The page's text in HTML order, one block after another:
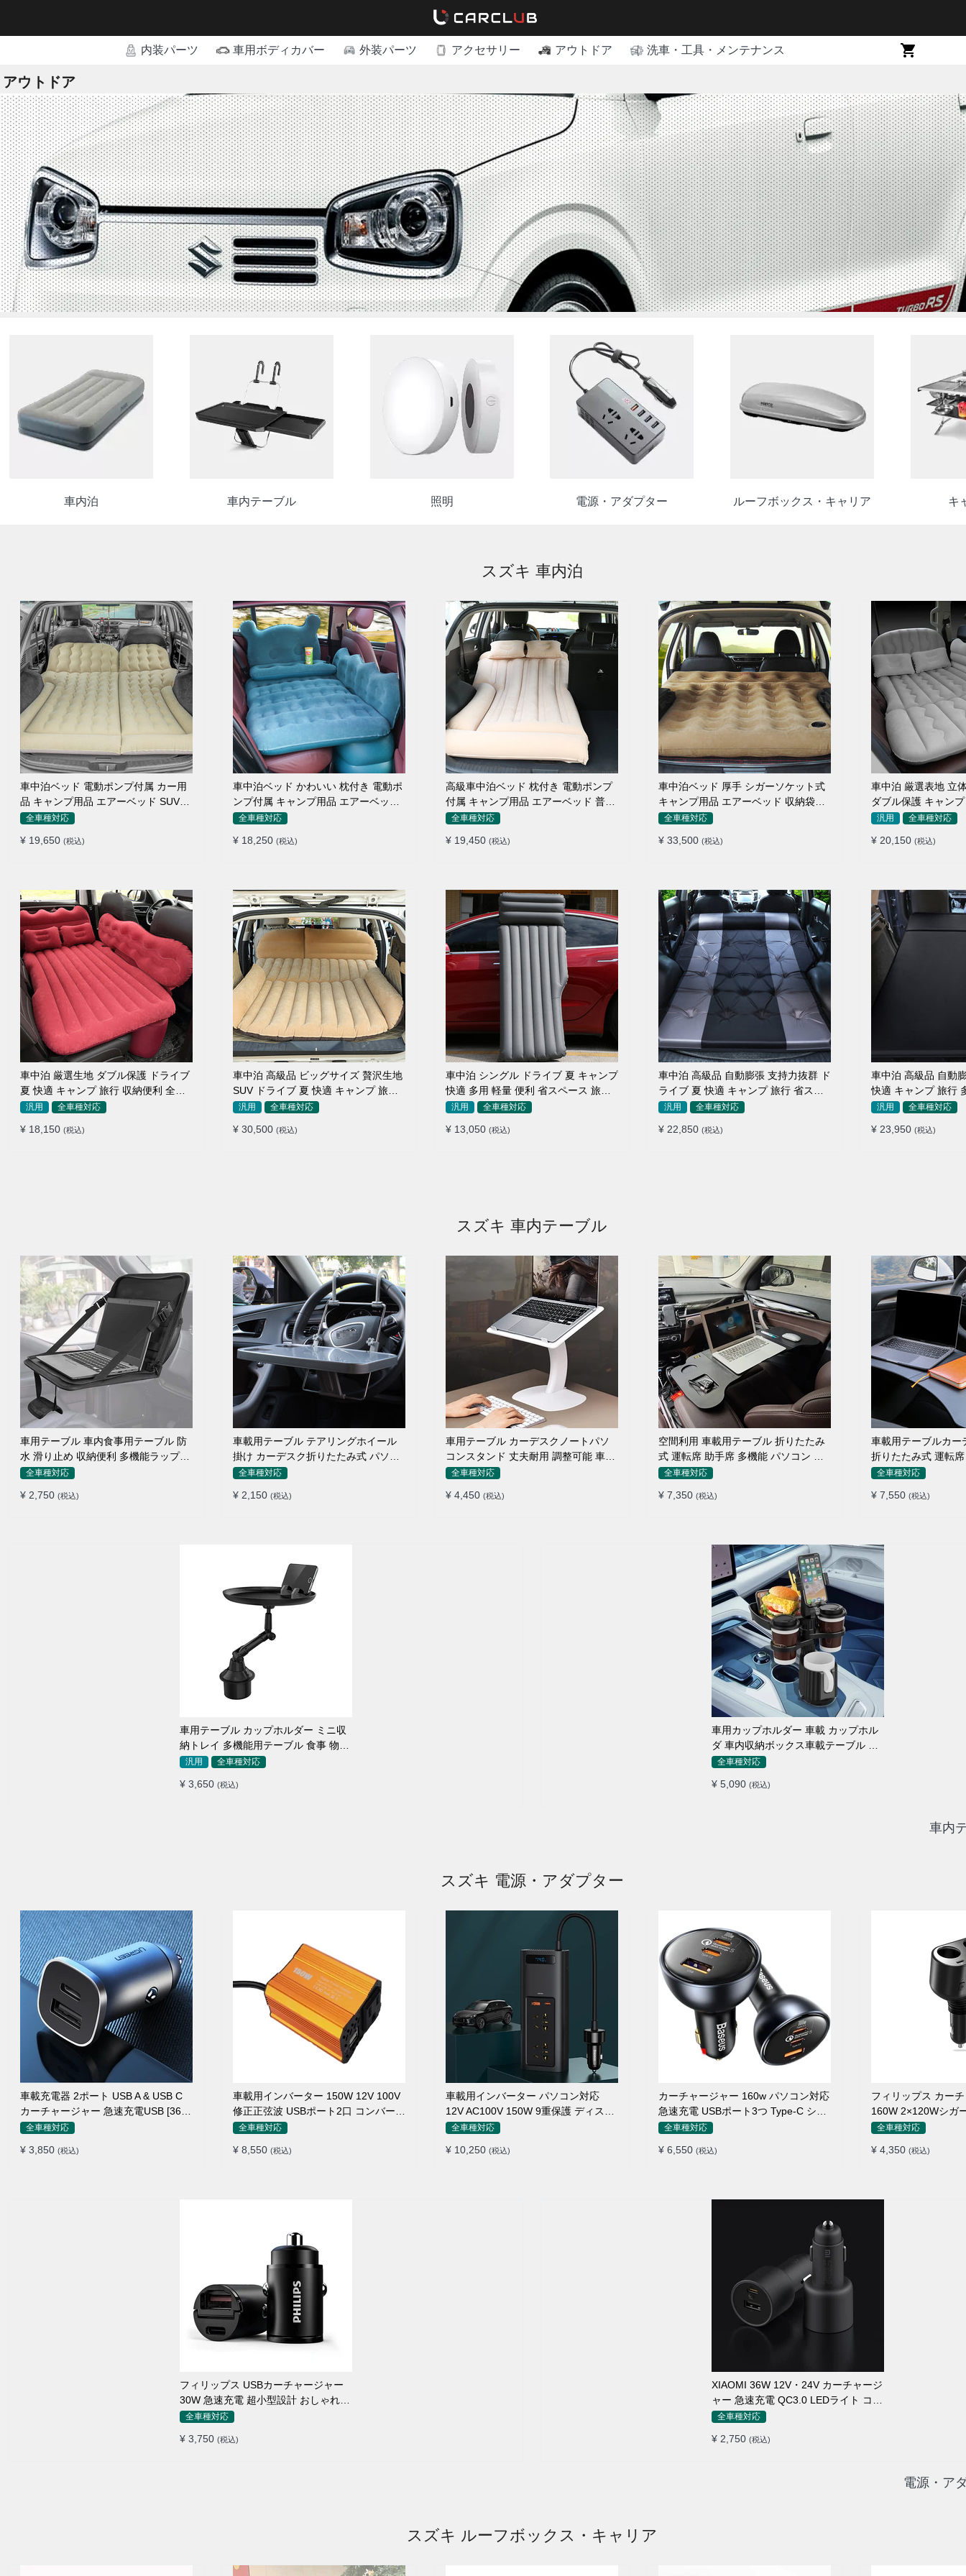
内装パーツ 車用ボディカバー 外装パーツ アクセサリー アウトドア 洗車・工具・メンテナンス
アウトドア
車内泊 車内テーブル 照明 電源・アダプター ルーフボックス・キャリア キ
スズキ 車内泊
車中泊ベッド 電動ポンプ付属 カー用
品 キャンプ用品 エアーベッド SUV車
普通車適用
全車種対応
¥ 19,650 (税込)
車中泊ベッド かわいい 枕付き 電動ポ
ンプ付属 キャンプ用品 エアーベッド
普通車 SUV
全車種対応
¥ 18,250 (税込)
高級車中泊ベッド 枕付き 電動ポンプ
付属 キャンプ用品 エアーベッド 普通
車 SUV
全車種対応
¥ 19,450 (税込)
車中泊ベッド 厚手 シガーソケット式
キャンプ用品 エアーベッド 収納袋付
き 普通車 SUV適用
全車種対応
¥ 33,500 (税込)
車中泊 厳選表地 立
ダブル保護 キャン
付簡単 全車種 エア
汎用 全車種対応
¥ 20,150 (税込)
車中泊 厳選生地 ダブル保護 ドライブ
夏 快適 キャンプ 旅行 収納便利 全車
種 多色 エアーベッド
汎用 全車種対応
¥ 18,150 (税込)
車中泊 高級品 ビッグサイズ 贅沢生地
SUV ドライブ 夏 快適 キャンプ 旅行
収納便利 エアーベッド
汎用 全車種対応
¥ 30,500 (税込)
車中泊 シングル ドライブ 夏 キャンプ
快適 多用 軽量 便利 省スペース 旅行
エアーベッド
汎用 全車種対応
¥ 13,050 (税込)
車中泊 高級品 自動膨張 支持力抜群 ド
ライブ 夏 快適 キャンプ 旅行 省スペ
ース エアーベッド
汎用 全車種対応
¥ 22,850 (税込)
車中泊 高級品 自動
快適 キャンプ 旅行
納便利 エアーベッド
汎用 全車種対応
¥ 23,950 (税込)
スズキ 車内テーブル
車用テーブル 車内食事用テーブル 防
水 滑り止め 収納便利 多機能ラップト
ップバッグ
全車種対応
¥ 2,750 (税込)
車載用テーブル テアリングホイール
掛け カーデスク折りたたみ式 パソコ
ン 食事 物置
全車種対応
¥ 2,150 (税込)
車用テーブル カーデスクノートパソ
コンスタンド 丈夫耐用 調整可能 車内
車外 多機能用
全車種対応
¥ 4,450 (税込)
空間利用 車載用テーブル 折りたたみ
式 運転席 助手席 多機能 パソコン 食
事 書き込み
全車種対応
¥ 7,350 (税込)
車載用テーブルカー
折りたたみ式 運転
り止め 安定
全車種対応
¥ 7,550 (税込)
車用テーブル カップホルダー ミニ収
納トレイ 多機能用テーブル 食事 物置
き用 高品質
汎用 全車種対応
¥ 3,650 (税込)
車用カップホルダー 車載 カップホル
ダ 車内収納ボックス車載テーブル ス
マホ置き 調整可能なベース 車載 取付
手
全車種対応
¥ 5,090 (税込)
車内
スズキ 電源・アダプター
車載充電器 2ポート USB A & USB C
カーチャージャー 急速充電USB [36W
12V-24V ]
全車種対応
¥ 3,850 (税込)
車載用インバーター 150W 12V 100V
修正正弦波 USBポート2口 コンバータ
ー 防災用品 チャージャー
全車種対応
¥ 8,550 (税込)
車載用インバーター パソコン対応
12V AC100V 150W 9重保護 ディスプ
レイ付き 静音タイプ
全車種対応
¥ 10,250 (税込)
カーチャージャー 160w パソコン対応
急速充電 USBポート3つ Type-C シガ
ーソケット
全車種対応
¥ 6,550 (税込)
フィリップス カー
160W 2×120Wシガ
れ全車種対応
¥ 4,350 (税込)
フィリップス USBカーチャージャー
30W 急速充電 超小型設計 おしゃれ
シガーソケット
全車種対応
¥ 3,750 (税込)
XIAOMI 36W 12V・24V カーチャージ
ャー 急速充電 QC3.0 LEDライト コン
パクト 車載充電器
全車種対応
¥ 2,750 (税込)
電源・ア
スズキ ルーフボックス・キャリア